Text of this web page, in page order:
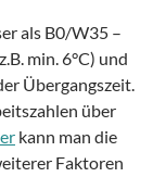
als B0/W35 –
min. 6°C) und
Übergangszeit.
über
kann man die
Faktoren